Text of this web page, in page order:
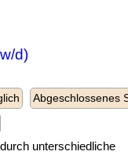
d)
Abgeschlossenes
unterschiedliche